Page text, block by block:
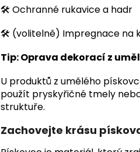
🛠 Ochranné rukavice a hadr
🛠 (volitelně) Impregnace na
Tip: Oprava dekorací z
U produktů z umělého
použít pryskyřičné tmely
struktuře.
Zachovejte krásu